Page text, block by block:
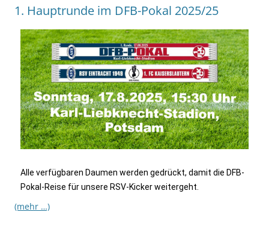
1. Hauptrunde im DFB-Pokal 2025/25
Alle verfügbaren Daumen werden gedrückt, damit die DFB-
Pokal-Reise für unsere RSV-Kicker weitergeht.
(mehr …)